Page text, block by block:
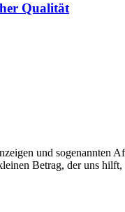
Qualität
und
Betrag, der uns hilft,